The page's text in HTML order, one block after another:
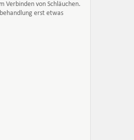
Verbinden von Schläuchen.
erst etwas